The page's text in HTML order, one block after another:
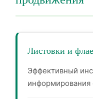
Листовки и
Эффективный
информирования